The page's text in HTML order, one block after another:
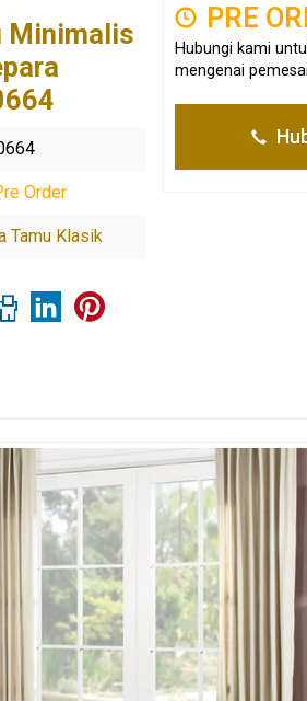
Minimalis
Order
Tamu Klasik
PRE
Hubungi kami
mengenai